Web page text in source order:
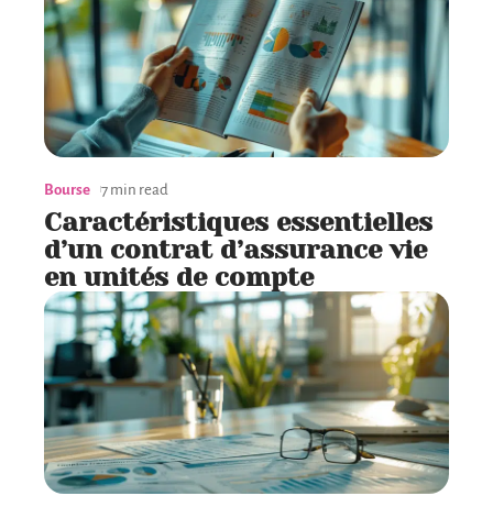
Bourse 7 min read
Caractéristiques essentielles
d’un contrat d’assurance vie
en unités de compte